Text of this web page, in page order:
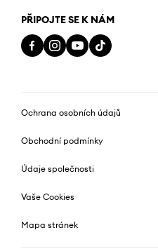
PŘIPOJTE SE K NÁM
Ochrana osobních údajů
Obchodní podmínky
Údaje společnosti
Vaše Cookies
Mapa stránek